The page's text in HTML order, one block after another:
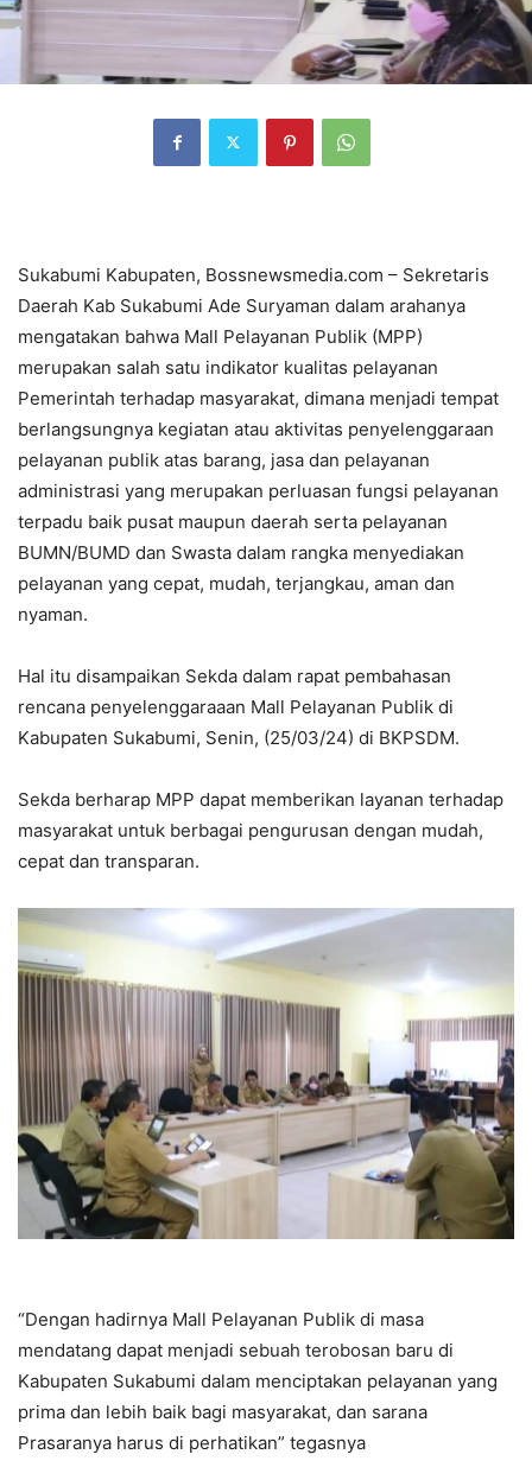
Sukabumi Kabupaten, Bossnewsmedia.com – Sekretaris
Daerah Kab Sukabumi Ade Suryaman dalam arahanya
mengatakan bahwa Mall Pelayanan Publik (MPP)
merupakan salah satu indikator kualitas pelayanan
Pemerintah terhadap masyarakat, dimana menjadi tempat
berlangsungnya kegiatan atau aktivitas penyelenggaraan
pelayanan publik atas barang, jasa dan pelayanan
administrasi yang merupakan perluasan fungsi pelayanan
terpadu baik pusat maupun daerah serta pelayanan
BUMN/BUMD dan Swasta dalam rangka menyediakan
pelayanan yang cepat, mudah, terjangkau, aman dan
nyaman.
Hal itu disampaikan Sekda dalam rapat pembahasan
rencana penyelenggaraaan Mall Pelayanan Publik di
Kabupaten Sukabumi, Senin, (25/03/24) di BKPSDM.
Sekda berharap MPP dapat memberikan layanan terhadap
masyarakat untuk berbagai pengurusan dengan mudah,
cepat dan transparan.
“Dengan hadirnya Mall Pelayanan Publik di masa
mendatang dapat menjadi sebuah terobosan baru di
Kabupaten Sukabumi dalam menciptakan pelayanan yang
prima dan lebih baik bagi masyarakat, dan sarana
Prasaranya harus di perhatikan” tegasnya